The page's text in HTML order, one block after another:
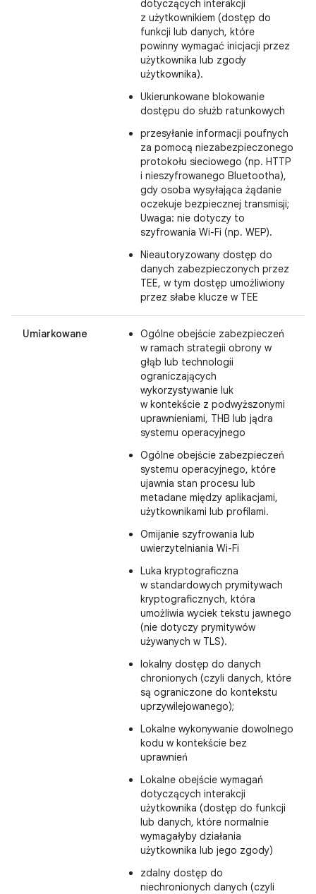
dotyczących interakcji
z użytkownikiem (dostęp do
funkcji lub danych, które
powinny wymagać inicjacji przez
użytkownika lub zgody
użytkownika).
Ukierunkowane blokowanie
dostępu do służb ratunkowych
przesyłanie informacji poufnych
za pomocą niezabezpieczonego
protokołu sieciowego (np. HTTP
i nieszyfrowanego Bluetootha),
gdy osoba wysyłająca żądanie
oczekuje bezpiecznej transmisji;
Uwaga: nie dotyczy to
szyfrowania Wi-Fi (np. WEP).
Nieautoryzowany dostęp do
danych zabezpieczonych przez
TEE, w tym dostęp umożliwiony
przez słabe klucze w TEE
Umiarkowane
Ogólne obejście zabezpieczeń
w ramach strategii obrony w
głąb lub technologii
ograniczających
wykorzystywanie luk
w kontekście z podwyższonymi
uprawnieniami, THB lub jądra
systemu operacyjnego
Ogólne obejście zabezpieczeń
systemu operacyjnego, które
ujawnia stan procesu lub
metadane między aplikacjami,
użytkownikami lub profilami.
Omijanie szyfrowania lub
uwierzytelniania Wi-Fi
Luka kryptograficzna
w standardowych prymitywach
kryptograficznych, która
umożliwia wyciek tekstu jawnego
(nie dotyczy prymitywów
używanych w TLS).
lokalny dostęp do danych
chronionych (czyli danych, które
są ograniczone do kontekstu
uprzywilejowanego);
Lokalne wykonywanie dowolnego
kodu w kontekście bez
uprawnień
Lokalne obejście wymagań
dotyczących interakcji
użytkownika (dostęp do funkcji
lub danych, które normalnie
wymagałyby działania
użytkownika lub jego zgody)
zdalny dostęp do
niechronionych danych (czyli